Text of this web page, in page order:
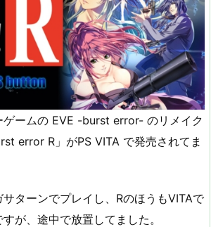
ゲームの EVE -burst error- のリメイク
error R」がPS VITA で発売されてま
ターンでプレイし、RのほうもVITAで
が、途中で放置してました。